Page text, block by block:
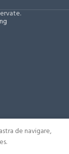
de navigare,